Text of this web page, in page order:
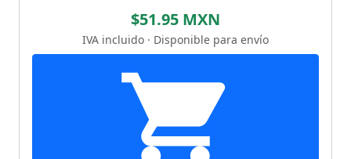
$51.95 MXN
IVA incluido · Disponible para envío